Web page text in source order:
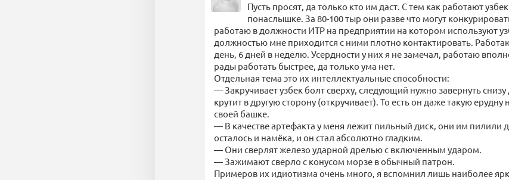
Пусть просят, да только кто им даст. С тем как работают
понаслышке. За 80-100 тыр они разве что могут
работаю в должности ИТР на предприятии на котором используют
должностью мне приходится с ними плотно контактировать.
день, 6 дней в неделю. Усердности у них я не замечал, работаю
рады работать быстрее, да только ума нет.
Отдельная тема это их интеллектуальные способности:
— Закручивает узбек болт сверху, следующий нужно завернуть снизу
крутит в другую сторону (откручивает). То есть он даже такую
своей башке.
— В качестве артефакта у меня лежит пильный диск, они им пилили
осталось и намёка, и он стал абсолютно гладким.
— Они сверлят железо ударной дрелью с включенным ударом.
— Зажимают сверло с конусом морзе в обычный патрон.
Примеров их идиотизма очень много, я вспомнил лишь наиболее